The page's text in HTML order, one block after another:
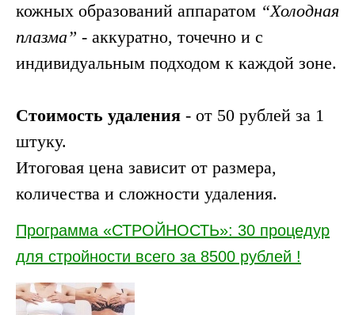
кожных образований аппаратом “Холодная
плазма” - аккуратно, точечно и с
индивидуальным подходом к каждой зоне.
Стоимость удаления - от 50 рублей за 1
штуку.
Итоговая цена зависит от размера,
количества и сложности удаления.
Программа «СТРОЙНОСТЬ»: 30 процедур
для стройности всего за 8500 рублей !